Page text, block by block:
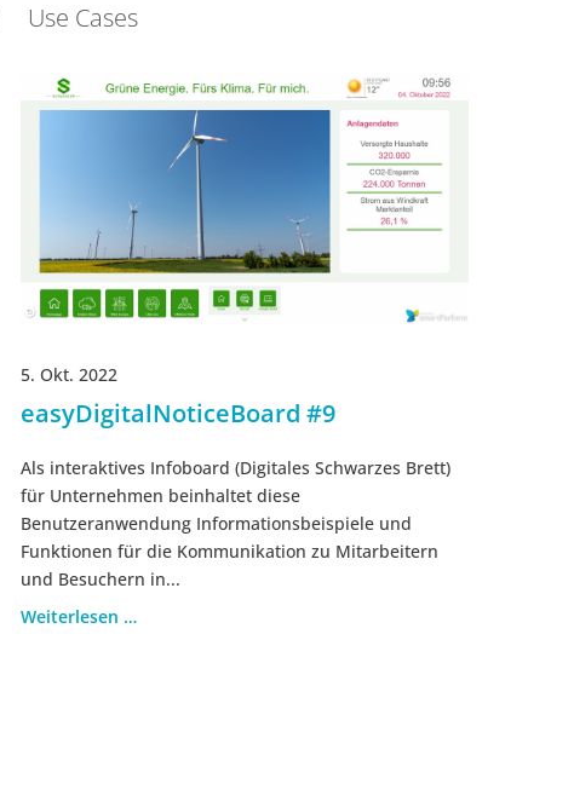
Use Cases
5. Okt. 2022
easyDigitalNoticeBoard #9
Als interaktives Infoboard (Digitales Schwarzes Brett)
für Unternehmen beinhaltet diese
Benutzeranwendung Informationsbeispiele und
Funktionen für die Kommunikation zu Mitarbeitern
und Besuchern in...
Weiterlesen …